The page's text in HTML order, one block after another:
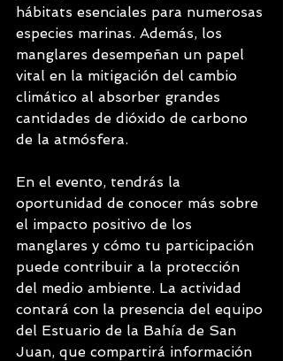
hábitats esenciales para numerosas
especies marinas. Además, los
manglares desempeñan un papel
vital en la mitigación del cambio
climático al absorber grandes
cantidades de dióxido de carbono
de la atmósfera.
En el evento, tendrás la
oportunidad de conocer más sobre
el impacto positivo de los
manglares y cómo tu participación
puede contribuir a la protección
del medio ambiente. La actividad
contará con la presencia del equipo
del Estuario de la Bahía de San
Juan, que compartirá información